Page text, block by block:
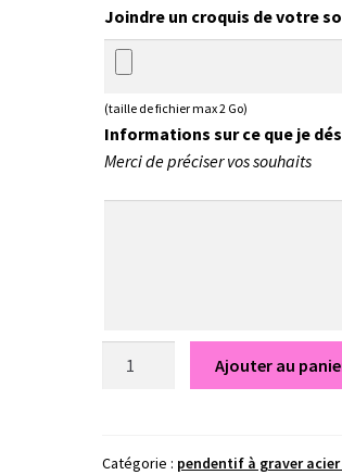
Joindre un croquis de votre
(taille de fichier max 2 Go)
Informations sur ce que je
Merci de préciser vos souhaits
rose
Ajouter au
Catégorie : pendentif à graver